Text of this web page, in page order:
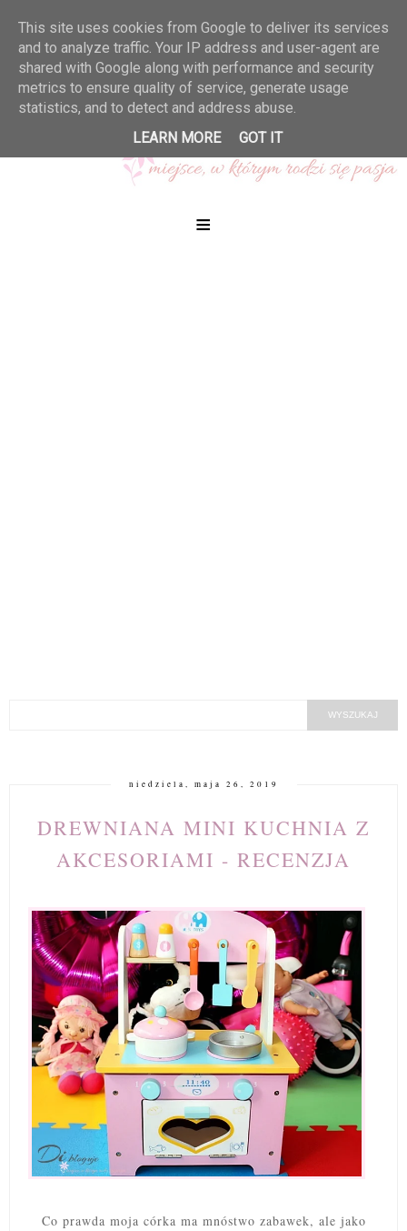
≡
niedziela, maja 26, 2019
DREWNIANA MINI KUCHNIA Z
AKCESORIAMI - RECENZJA
Co prawda moja córka ma mnóstwo zabawek, ale jako
This site uses cookies from Google to deliver its services
and to analyze traffic. Your IP address and user-agent are
shared with Google along with performance and security
metrics to ensure quality of service, generate usage
statistics, and to detect and address abuse.
LEARN MORE
GOT IT